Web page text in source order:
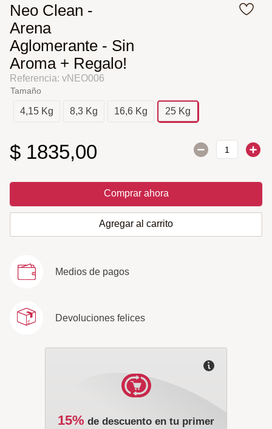
Neo Clean -
Arena
Aglomerante - Sin
Aroma + Regalo!
Referencia:vNEO006
Tamaño
4,15 Kg 8,3 Kg 16,6 Kg 25 Kg
$ 1835,00
Comprar ahora
Agregar al carrito
Medios de pagos
Devoluciones felices
15% de descuento en tu primer